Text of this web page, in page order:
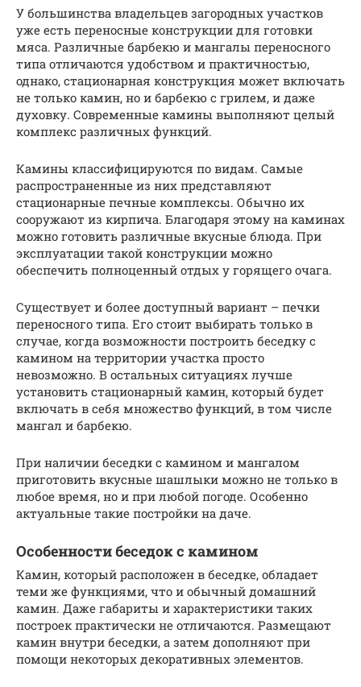
У большинства владельцев загородных участков
уже есть переносные конструкции для готовки
мяса. Различные барбекю и мангалы переносного
типа отличаются удобством и практичностью,
однако, стационарная конструкция может включать
не только камин, но и барбекю с грилем, и даже
духовку. Современные камины выполняют целый
комплекс различных функций.
Камины классифицируются по видам. Самые
распространенные из них представляют
стационарные печные комплексы. Обычно их
сооружают из кирпича. Благодаря этому на каминах
можно готовить различные вкусные блюда. При
эксплуатации такой конструкции можно
обеспечить полноценный отдых у горящего очага.
Существует и более доступный вариант – печки
переносного типа. Его стоит выбирать только в
случае, когда возможности построить беседку с
камином на территории участка просто
невозможно. В остальных ситуациях лучше
установить стационарный камин, который будет
включать в себя множество функций, в том числе
мангал и барбекю.
При наличии беседки с камином и мангалом
приготовить вкусные шашлыки можно не только в
любое время, но и при любой погоде. Особенно
актуальные такие постройки на даче.
Особенности беседок с камином
Камин, который расположен в беседке, обладает
теми же функциями, что и обычный домашний
камин. Даже габариты и характеристики таких
построек практически не отличаются. Размещают
камин внутри беседки, а затем дополняют при
помощи некоторых декоративных элементов.